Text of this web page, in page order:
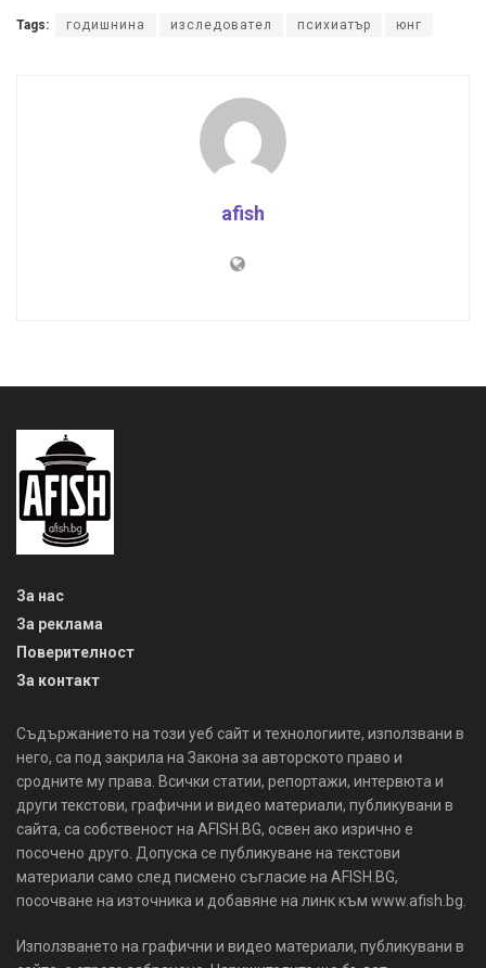
Tags: годишнина изследовател психиатър юнг
afish
За нас
За реклама
Поверителност
За контакт
Съдържанието на този уеб сайт и технологиите, използвани в
него, са под закрила на Закона за авторското право и
сродните му права. Всички статии, репортажи, интервюта и
други текстови, графични и видео материали, публикувани в
сайта, са собственост на AFISH.BG, освен ако изрично е
посочено друго. Допуска се публикуване на текстови
материали само след писмено съгласие на AFISH.BG,
посочване на източника и добавяне на линк към www.afish.bg.
Използването на графични и видео материали, публикувани в